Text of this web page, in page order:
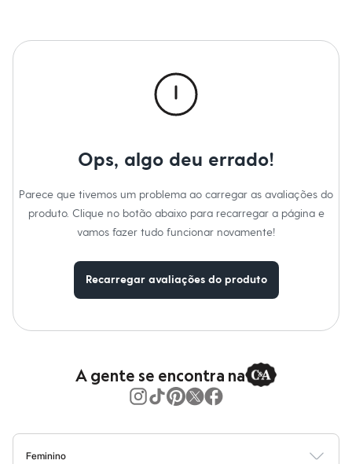
Plus size
Blusas e Camisetas
Dia dos Pais
Inverno
Novidades
Camisetas e Regatas
Casacos e Jaquetas
Jeans
Polos
Chapéus e Bonés
Relógios
Calçados
Botas
Ops, algo deu errado!
Parece que tivemos um problema ao carregar as avaliações do
produto. Clique no botão abaixo para recarregar a página e
vamos fazer tudo funcionar novamente!
Recarregar avaliações do produto
A gente se encontra na
Feminino